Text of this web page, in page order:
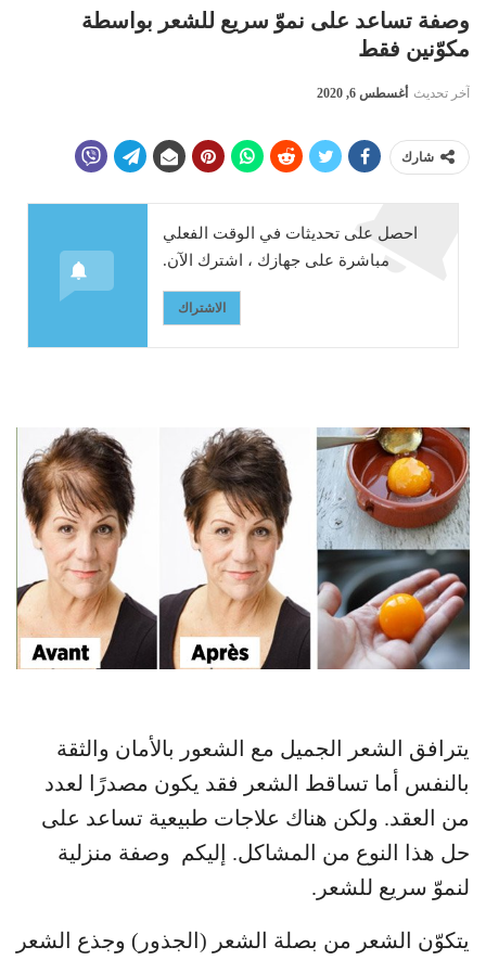
وصفة تساعد على نموّ سريع للشعر بواسطة
مكوّنين فقط
آخر تحديث أغسطس 6, 2020
شارك
احصل على تحديثات في الوقت الفعلي
مباشرة على جهازك ، اشترك الآن.
الاشتراك
يترافق الشعر الجميل مع الشعور بالأمان والثقة
بالنفس أما تساقط الشعر فقد يكون مصدرًا لعدد
من العقد. ولكن هناك علاجات طبيعية تساعد على
حل هذا النوع من المشاكل. إليكم وصفة منزلية
لنموّ سريع للشعر.
يتكوّن الشعر من بصلة الشعر (الجذور) وجذع الشعر